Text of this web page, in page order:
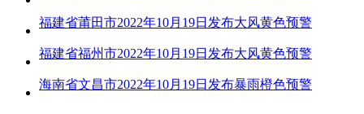
福建省莆田市2022年10月19日发布大风黄色预警
福建省福州市2022年10月19日发布大风黄色预警
海南省文昌市2022年10月19日发布暴雨橙色预警